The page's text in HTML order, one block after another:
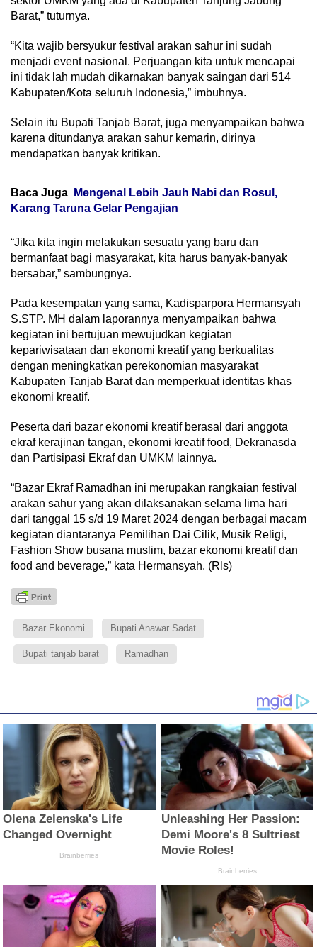
Barat,” tuturnya.
“Kita wajib bersyukur festival arakan sahur ini sudah
menjadi event nasional. Perjuangan kita untuk mencapai
ini tidak lah mudah dikarnakan banyak saingan dari 514
Kabupaten/Kota seluruh Indonesia,” imbuhnya.
Selain itu Bupati Tanjab Barat, juga menyampaikan bahwa
karena ditundanya arakan sahur kemarin, dirinya
mendapatkan banyak kritikan.
Baca Juga
Mengenal Lebih Jauh Nabi dan Rosul,
Karang Taruna Gelar Pengajian
“Jika kita ingin melakukan sesuatu yang baru dan
bermanfaat bagi masyarakat, kita harus banyak-banyak
bersabar,” sambungnya.
Pada kesempatan yang sama, Kadisparpora Hermansyah
S.STP. MH dalam laporannya menyampaikan bahwa
kegiatan ini bertujuan mewujudkan kegiatan
kepariwisataan dan ekonomi kreatif yang berkualitas
dengan meningkatkan perekonomian masyarakat
Kabupaten Tanjab Barat dan memperkuat identitas khas
ekonomi kreatif.
Peserta dari bazar ekonomi kreatif berasal dari anggota
ekraf kerajinan tangan, ekonomi kreatif food, Dekranasda
dan Partisipasi Ekraf dan UMKM lainnya.
“Bazar Ekraf Ramadhan ini merupakan rangkaian festival
arakan sahur yang akan dilaksanakan selama lima hari
dari tanggal 15 s/d 19 Maret 2024 dengan berbagai macam
kegiatan diantaranya Pemilihan Dai Cilik, Musik Religi,
Fashion Show busana muslim, bazar ekonomi kreatif dan
food and beverage,” kata Hermansyah. (Rls)
Bazar Ekonomi Bupati Anawar Sadat
Bupati tanjab barat Ramadhan